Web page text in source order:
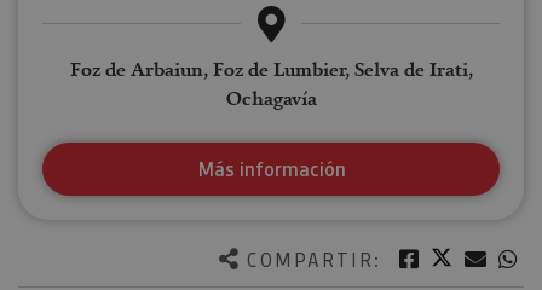
COMPARTIR: Facebook
Twitter
Foz de Arbaiun, Foz de Lumbier, Selva de Irati,
Ochagavía
Más información